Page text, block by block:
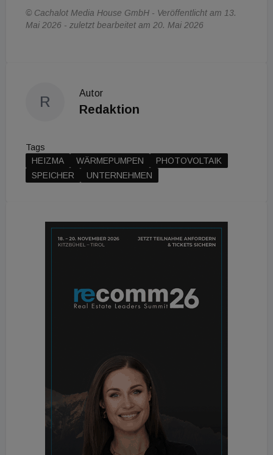
© Cachalot Media House GmbH - Veröffentlicht am 13.
Mai 2026 - zuletzt bearbeitet am 20. Mai 2026
R
Autor
Redaktion
Tags
HEIZMA
WÄRMEPUMPEN
PHOTOVOLTAIK
SPEICHER
UNTERNEHMEN